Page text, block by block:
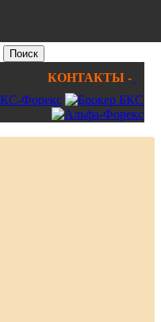
КОНТАКТЫ -